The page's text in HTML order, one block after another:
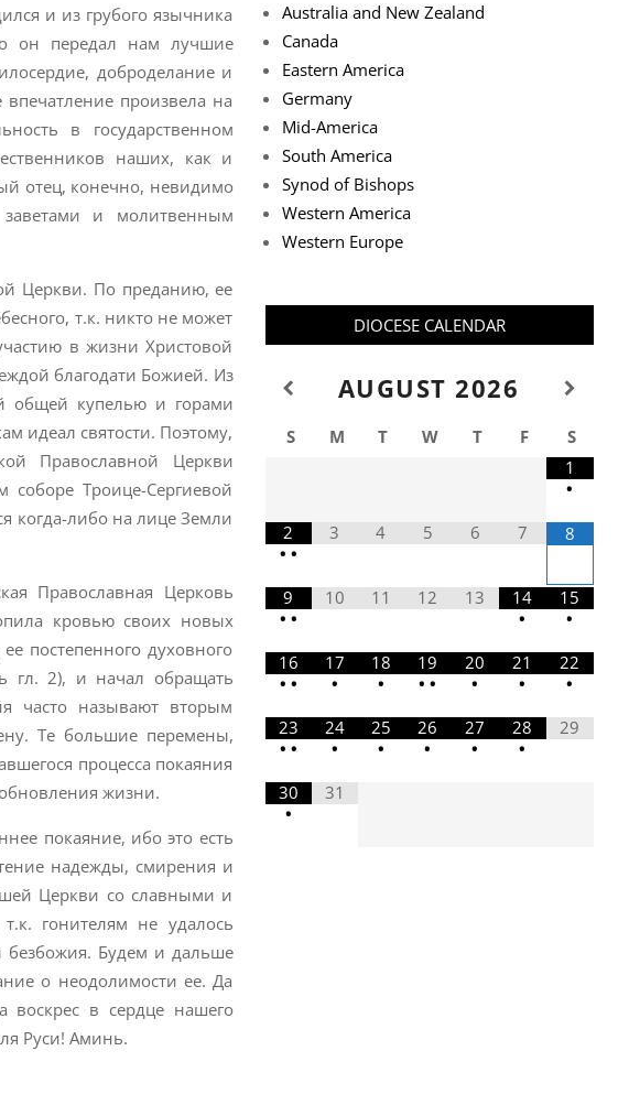
и из грубого язычника
он передал нам лучшие
доброделание и
произвела на
в государственном
наших, как и
отец, конечно, невидимо
и молитвенным
Церкви. По преданию, ее
т.к. никто не может
в жизни Христовой
благодати Божией. Из
купелью и горами
идеал святости. Поэтому,
Православной Церкви
Троице-Сергиевой
когда-либо на лице Земли
Православная Церковь
кровью своих новых
постепенного духовного
гл. 2), и начал обращать
часто называют вторым
Те большие перемены,
процесса покаяния
жизни.
покаяние, ибо это есть
надежды, смирения и
Церкви со славными и
гонителям не удалось
безбожия. Будем и дальше
о неодолимости ее. Да
воскрес в сердце нашего
Руси! Аминь.
Australia and New Zealand
Canada
Eastern America
Germany
Mid-America
South America
Synod of Bishops
Western America
Western Europe
DIOCESE CALENDAR
AUGUST 2026
S M T W T F
S
1
•
2
• •
3 4 5 6 7 8
9
• •
10 11 12 13
14
•
15
•
16
• •
17
•
18
•
19
• •
20
•
21
•
22
•
23
• •
24
•
25
•
26
•
27
•
28
•
29
30
•
31